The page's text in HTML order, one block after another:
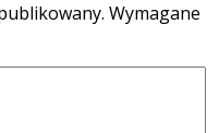
Wymagane